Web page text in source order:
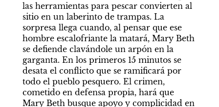
las herramientas para pescar convierten al
sitio en un laberinto de trampas. La
sorpresa llega cuando, al pensar que ese
hombre escalofriante la matará, Mary Beth
se defiende clavándole un arpón en la
garganta. En los primeros 15 minutos se
desata el conflicto que se ramificará por
todo el pueblo pesquero. El crimen,
cometido en defensa propia, hará que
Mary Beth busque apoyo y complicidad en